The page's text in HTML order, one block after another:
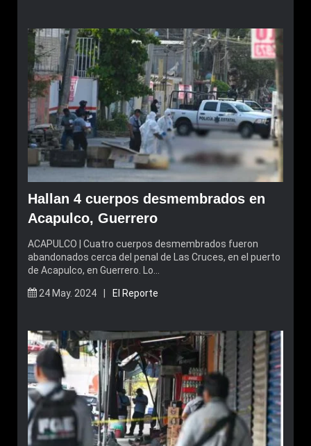
Hallan 4 cuerpos desmembrados en
Acapulco, Guerrero
ACAPULCO | Cuatro cuerpos desmembrados fueron
abandonados cerca del penal de Las Cruces, en el puerto
de Acapulco, en Guerrero. Lo…
24 May. 2024 | El Reporte